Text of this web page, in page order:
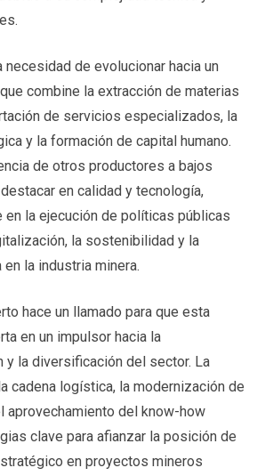
necesidad de evolucionar hacia un
combine la extracción de materias
de servicios especializados, la
y la formación de capital humano.
de otros productores a bajos
en calidad y tecnología,
la ejecución de políticas públicas
la sostenibilidad y la
la industria minera.
hace un llamado para que esta
en un impulsor hacia la
y la diversificación del sector. La
cadena logística, la modernización de
aprovechamiento del know-how
clave para afianzar la posición de
en proyectos mineros